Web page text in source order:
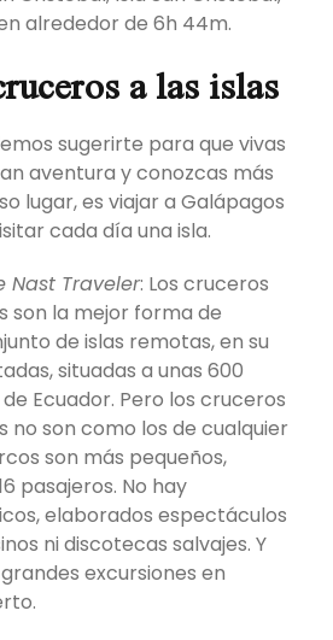
alrededor de 6h 44m.
a las islas
sugerirte para que vivas
aventura y conozcas más
lugar, es viajar a Galápagos
cada día una isla.
Nast Traveler: Los cruceros
son la mejor forma de
de islas remotas, en su
situadas a unas 600
Ecuador. Pero los cruceros
no son como los de cualquier
son más pequeños,
pasajeros. No hay
elaborados espectáculos
ni discotecas salvajes. Y
excursiones en